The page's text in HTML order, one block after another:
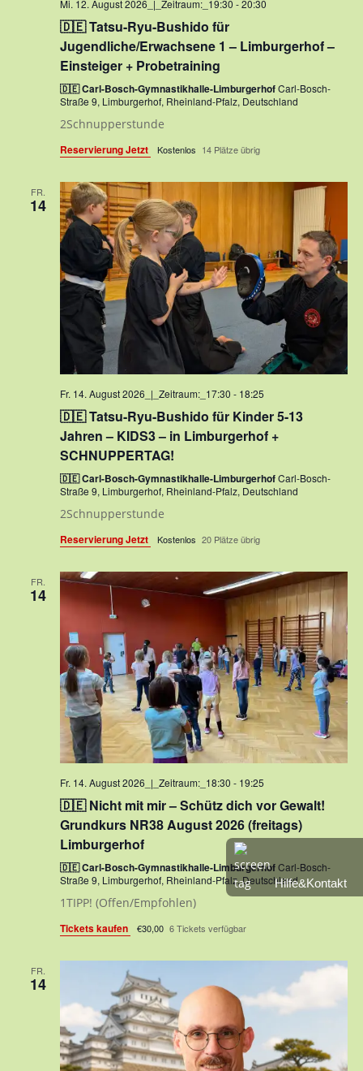
Mi. 12. August 2026_|_Zeitraum:_19:30 -20:30
🇩🇪 Tatsu-Ryu-Bushido für
Jugendliche/Erwachsene 1 – Limburgerhof –
Einsteiger + Probetraining
🇩🇪 Carl-Bosch-Gymnastikhalle-LimburgerhofCarl-Bosch-
Straße 9, Limburgerhof, Rheinland-Pfalz, Deutschland
2Schnupperstunde
Reservierung Jetzt Kostenlos 14 Plätze übrig
FR.
14
Fr. 14. August 2026_|_Zeitraum:_17:30 - 18:25
🇩🇪 Tatsu-Ryu-Bushido für Kinder 5-13
Jahren – KIDS3 – in Limburgerhof +
SCHNUPPERTAG!
🇩🇪 Carl-Bosch-Gymnastikhalle-LimburgerhofCarl-Bosch-
Straße 9, Limburgerhof, Rheinland-Pfalz, Deutschland
2Schnupperstunde
Reservierung Jetzt Kostenlos 20 Plätze übrig
FR.
14
Fr. 14. August 2026_|_Zeitraum:_18:30 - 19:25
🇩🇪 Nicht mit mir – Schütz dich vor Gewalt!
Grundkurs NR38 August 2026 (freitags)
Limburgerhof
🇩🇪 Carl-Bosch-Gymnastikhalle-LimburgerhofCarl-Bosch-
Straße 9, Limburgerhof, Rheinland-Pfalz, Deutschland
1TIPP! (Offen/Empfohlen)
Tickets kaufen €30,00 6 Tickets verfügbar
FR.
14
Hilfe&Kontakt